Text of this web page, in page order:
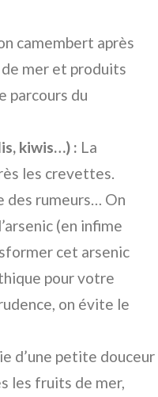
camembert après
mer et produits
parcours du
kiwis…) : La
les crevettes.
des rumeurs… On
(en infime
cet arsenic
pour votre
on évite le
d’une petite douceur
les fruits de mer,